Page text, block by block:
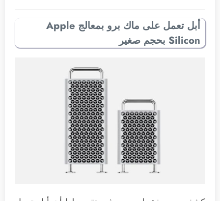
أبل تعمل على ماك برو بمعالج Apple
Silicon بحجم صغير